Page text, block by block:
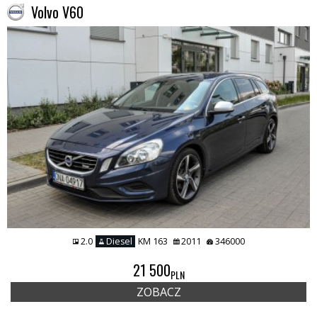
Volvo V60
2.0 Diesel KM 163 2011 346000
21 500PLN
ZOBACZ